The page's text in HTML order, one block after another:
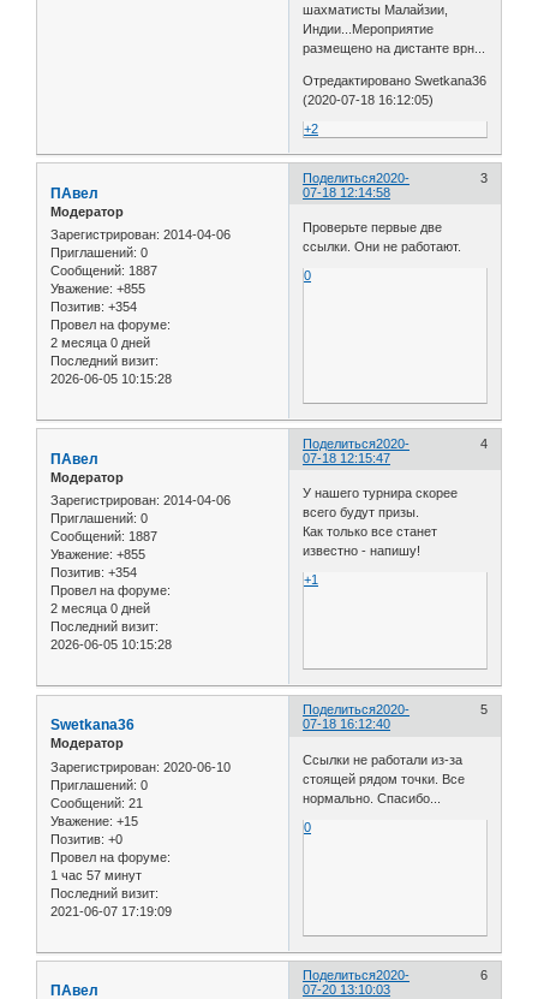
шахматисты Малайзии,
Индии...Мероприятие
размещено на дистанте врн...
Отредактировано Swetkana36
(2020-07-18 16:12:05)
+2
Поделиться 3
2020-
07-18 12:14:58
ПАвел
Модератор
Зарегистрирован: 2014-04-06
Приглашений: 0
Сообщений: 1887
Уважение: +855
Позитив: +354
Провел на форуме:
2 месяца 0 дней
Последний визит:
2026-06-05 10:15:28
Проверьте первые две
ссылки. Они не работают.
0
Поделиться 4
2020-
07-18 12:15:47
ПАвел
Модератор
Зарегистрирован: 2014-04-06
Приглашений: 0
Сообщений: 1887
Уважение: +855
Позитив: +354
Провел на форуме:
2 месяца 0 дней
Последний визит:
2026-06-05 10:15:28
У нашего турнира скорее
всего будут призы.
Как только все станет
известно - напишу!
+1
Поделиться 5
2020-
07-18 16:12:40
Swetkana36
Модератор
Зарегистрирован: 2020-06-10
Приглашений: 0
Сообщений: 21
Уважение: +15
Позитив: +0
Провел на форуме:
1 час 57 минут
Последний визит:
2021-06-07 17:19:09
Ссылки не работали из-за
стоящей рядом точки. Все
нормально. Спасибо...
0
Поделиться 6
2020-
07-20 13:10:03
ПАвел